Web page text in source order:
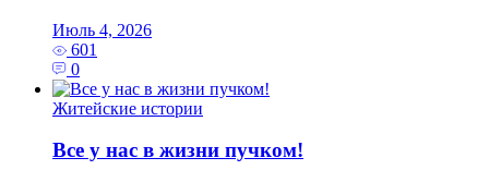
Июль 4, 2026
601
0
Житейские истории
Все у нас в жизни пучком!